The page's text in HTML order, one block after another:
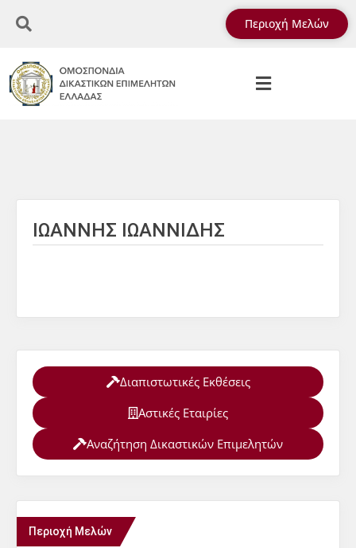
Περιοχή Μελών
ΙΩΑΝΝΗΣ ΙΩΑΝΝΙΔΗΣ
Διαπιστωτικές Εκθέσεις
Αστικές Εταιρίες
Αναζήτηση Δικαστικών Επιμελητών
Περιοχή Μελών